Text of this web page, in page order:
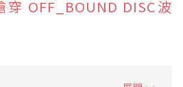
OFF_BOUND DISC波